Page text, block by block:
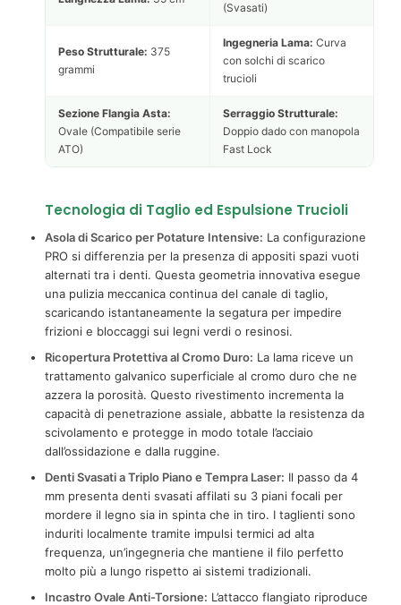
(Svasati)
Peso Strutturale: 375
grammi
Ingegneria Lama: Curva
con solchi di scarico
trucioli
Sezione Flangia Asta:
Ovale (Compatibile serie
ATO)
Serraggio Strutturale:
Doppio dado con manopola
Fast Lock
Tecnologia di Taglio ed Espulsione Trucioli
Asola di Scarico per Potature Intensive: La configurazione
PRO si differenzia per la presenza di appositi spazi vuoti
alternati tra i denti. Questa geometria innovativa esegue
una pulizia meccanica continua del canale di taglio,
scaricando istantaneamente la segatura per impedire
frizioni e bloccaggi sui legni verdi o resinosi.
Ricopertura Protettiva al Cromo Duro: La lama riceve un
trattamento galvanico superficiale al cromo duro che ne
azzera la porosità. Questo rivestimento incrementa la
capacità di penetrazione assiale, abbatte la resistenza da
scivolamento e protegge in modo totale l’acciaio
dall’ossidazione e dalla ruggine.
Denti Svasati a Triplo Piano e Tempra Laser: Il passo da 4
mm presenta denti svasati affilati su 3 piani focali per
mordere il legno sia in spinta che in tiro. I taglienti sono
induriti localmente tramite impulsi termici ad alta
frequenza, un’ingegneria che mantiene il filo perfetto
molto più a lungo rispetto ai sistemi tradizionali.
Incastro Ovale Anti-Torsione: L’attacco flangiato riproduce